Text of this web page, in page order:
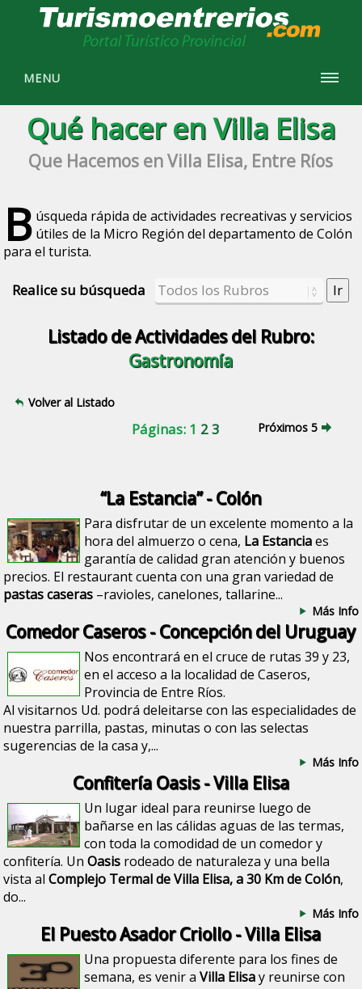
MENU
Qué hacer en Villa Elisa
Que Hacemos en Villa Elisa, Entre Ríos
B úsqueda rápida de actividades recreativas y servicios
útiles de la Micro Región del departamento de Colón
para el turista.
Realice su búsqueda
Listado de Actividades del Rubro:
Gastronomía
Volver al Listado
Páginas: 1 23 Próximos 5
“La Estancia” - Colón
Para disfrutar de un excelente momento a la
hora del almuerzo o cena, La Estanciaes
garantía de calidad gran atención y buenos
precios. El restaurant cuenta con una gran variedad de
pastas caseras –ravioles, canelones, tallarine...
Más Info
Comedor Caseros - Concepción del Uruguay
Nos encontrará en el cruce de rutas 39 y 23,
en el acceso a la localidad de Caseros,
Provincia de Entre Ríos.
Al visitarnos Ud. podrá deleitarse con las especialidades de
nuestra parrilla, pastas, minutas o con las selectas
sugerencias de la casa y,...
Más Info
Confitería Oasis - Villa Elisa
Un lugar ideal para reunirse luego de
bañarse en las cálidas aguas de las termas,
con toda la comodidad de un comedor y
confitería. UnOasis rodeado de naturaleza y una bella
vista alComplejo Termal de Villa Elisa, a 30 Km de Colón,
do...
Más Info
El Puesto Asador Criollo - Villa Elisa
Una propuesta diferente para los fines de
semana, es venir aVilla Elisay reunirse con